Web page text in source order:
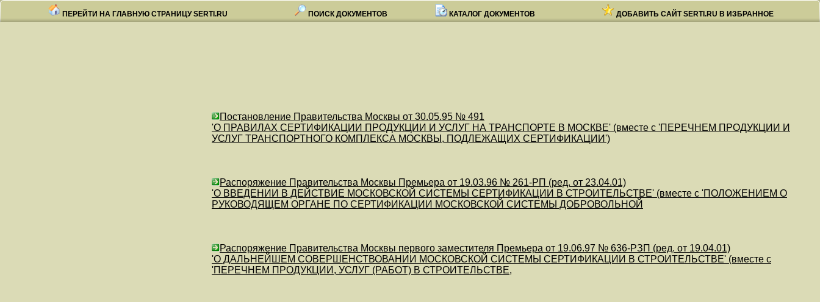
ПЕРЕЙТИ НА ГЛАВНУЮ СТРАНИЦУ SERTI.RU ПОИСК ДОКУМЕНТОВ КАТАЛОГ ДОКУМЕНТОВ ДОБАВИТЬ САЙТ SERTI.RU В ИЗБРАННОЕ
Постановление Правительства Москвы от 30.05.95 № 491
'О ПРАВИЛАХ СЕРТИФИКАЦИИ ПРОДУКЦИИ И УСЛУГ НА ТРАНСПОРТЕ В МОСКВЕ' (вместе с 'ПЕРЕЧНЕМ ПРОДУКЦИИ И
УСЛУГ ТРАНСПОРТНОГО КОМПЛЕКСА МОСКВЫ, ПОДЛЕЖАЩИХ СЕРТИФИКАЦИИ')
Распоряжение Правительства Москвы Премьера от 19.03.96 № 261-РП (ред. от 23.04.01)
'О ВВЕДЕНИИ В ДЕЙСТВИЕ МОСКОВСКОЙ СИСТЕМЫ СЕРТИФИКАЦИИ В СТРОИТЕЛЬСТВЕ' (вместе с 'ПОЛОЖЕНИЕМ О
РУКОВОДЯЩЕМ ОРГАНЕ ПО СЕРТИФИКАЦИИ МОСКОВСКОЙ СИСТЕМЫ ДОБРОВОЛЬНОЙ
Распоряжение Правительства Москвы первого заместителя Премьера от 19.06.97 № 636-РЗП (ред. от 19.04.01)
'О ДАЛЬНЕЙШЕМ СОВЕРШЕНСТВОВАНИИ МОСКОВСКОЙ СИСТЕМЫ СЕРТИФИКАЦИИ В СТРОИТЕЛЬСТВЕ' (вместе с
'ПЕРЕЧНЕМ ПРОДУКЦИИ, УСЛУГ (РАБОТ) В СТРОИТЕЛЬСТВЕ,